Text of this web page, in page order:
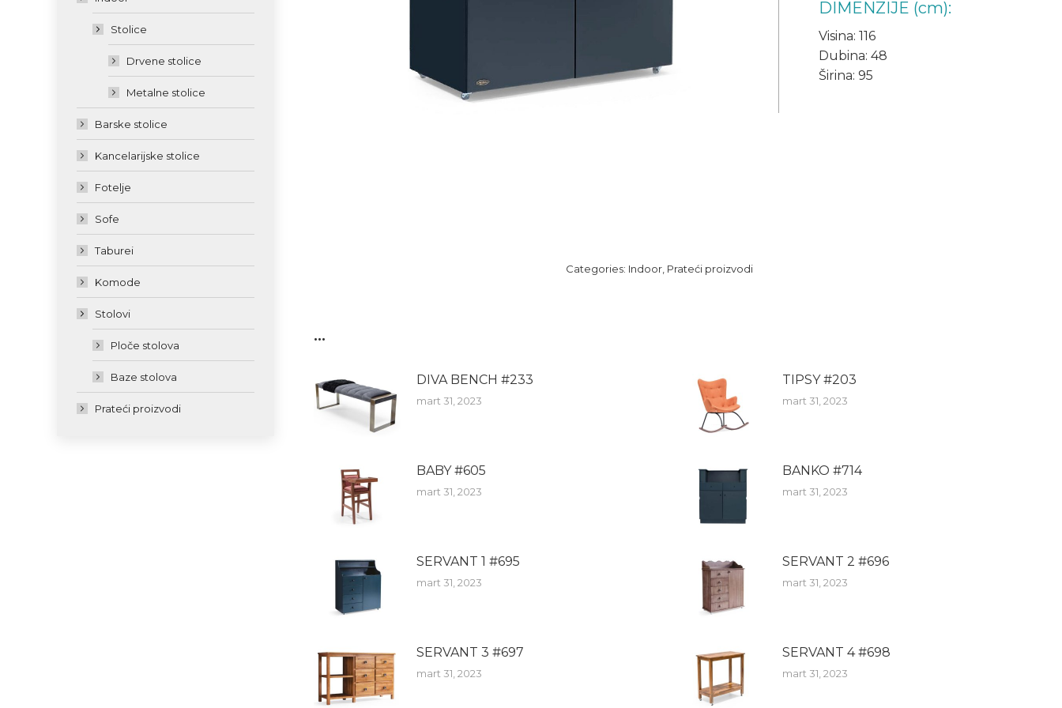
DIMENZIJE (cm):
Visina: 116
Dubina: 48
Širina: 95
Categories: Indoor Prateći proizvodi
...
DIVA BENCH #233
mart 31, 2023
TIPSY #203
mart 31, 2023
BABY #605
mart 31, 2023
BANKO #714
mart 31, 2023
SERVANT 1 #695
mart 31, 2023
SERVANT 2 #696
mart 31, 2023
SERVANT 3 #697
mart 31, 2023
SERVANT 4 #698
mart 31, 2023
Stolice
Drvene stolice
Metalne stolice
Barske stolice
Kancelarijske stolice
Fotelje
Sofe
Taburei
Komode
Stolovi
Ploče stolova
Baze stolova
Prateći proizvodi